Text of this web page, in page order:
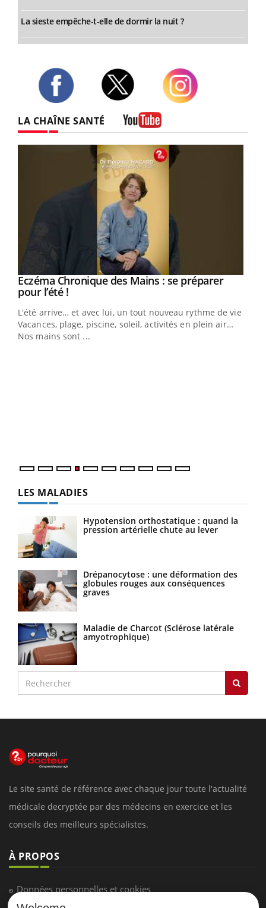
La sieste empêche-t-elle de dormir la nuit ?
LA CHAÎNE SANTÉ
Youtube
Eczéma Chronique des Mains : se préparer
pour l’été !Youtube
L'été arrive… et avec lui, un tout nouveau rythme de vie !
Vacances, plage, piscine, soleil, activités en plein air…
Nos mains sont ...
LES MALADIES
Hypotension orthostatique : quand la
pression artérielle chute au lever
Drépanocytose : une déformation des
globules rouges aux conséquences
graves
Maladie de Charcot (Sclérose latérale
amyotrophique)
Le site santé de référence avec chaque jour toute l'actualité
médicale decryptée par des médecins en exercice et les
conseils des meilleurs spécialistes.
À PROPOS
Données personnelles et cookies